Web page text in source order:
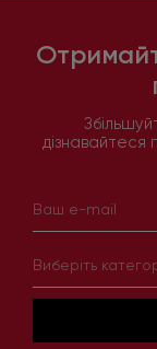
дізнавайтеся
Виберіть